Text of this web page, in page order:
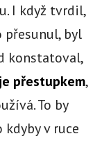
I když tvrdil,
přesunul, byl
konstatoval,
přestupkem,
To by
v ruce